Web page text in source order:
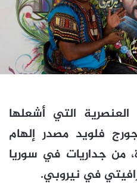
التي أشعلها
فلويد مصدر إلهام
من جداريات في سوريا
في نيروبي.